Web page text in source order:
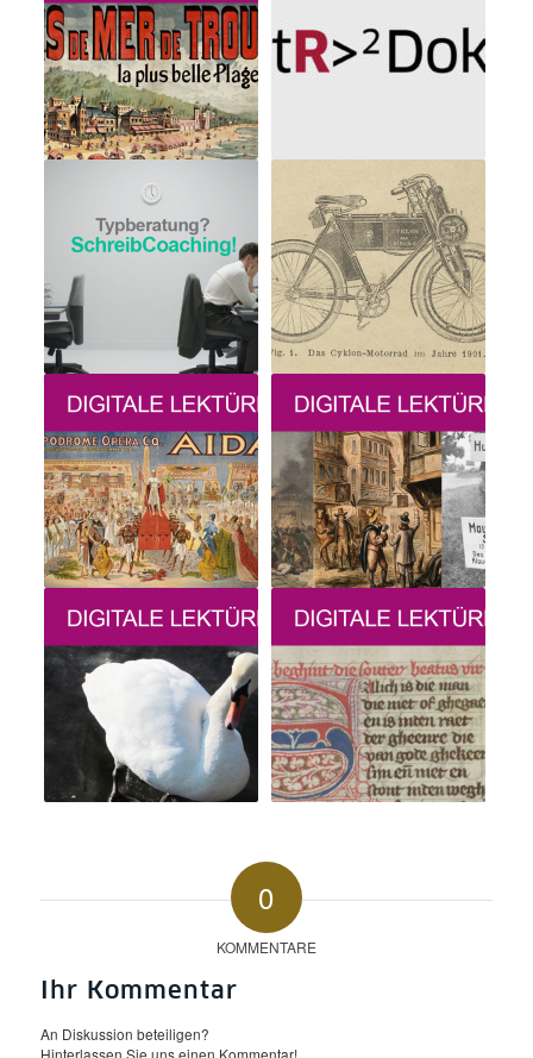
0
KOMMENTARE
Ihr Kommentar
An Diskussion beteiligen?
Hinterlassen Sie uns einen Kommentar!